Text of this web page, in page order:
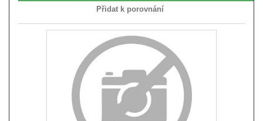
Přidat k porovnání